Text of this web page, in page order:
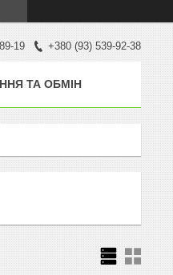
19 +380 (93) 539-92-38
ТА ОБМІН